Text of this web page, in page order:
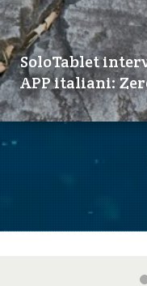
SoloTablet
APP italiani: